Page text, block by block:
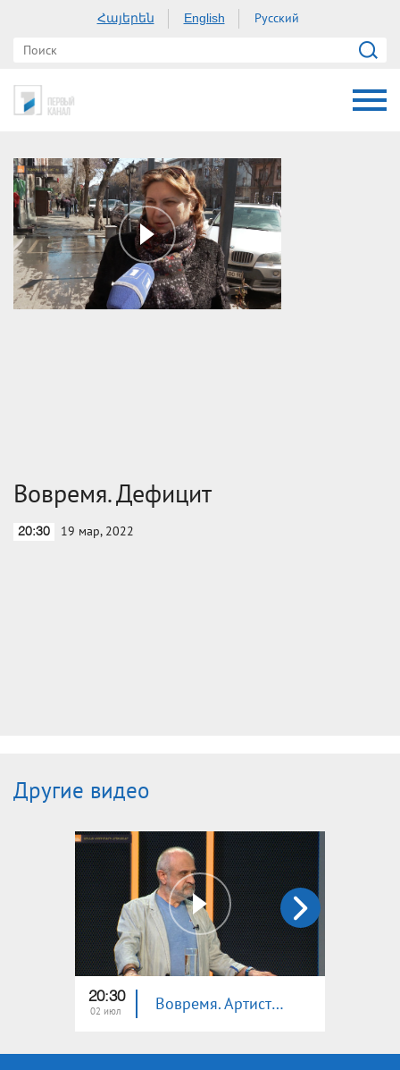
Հայերեն English Русский
Вовремя. Дефицит
20:30 19 мар, 2022
Другие видео
20:30
02 июл Вовремя. Артисты без титулов